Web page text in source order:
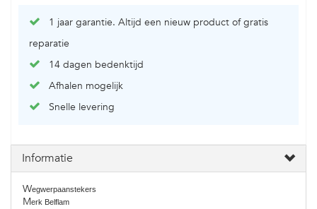
1 jaar garantie. Altijd een nieuw product of gratis
reparatie
14 dagen bedenktijd
Afhalen mogelijk
Snelle levering
Informatie
Wegwerpaanstekers
Merk Belflam